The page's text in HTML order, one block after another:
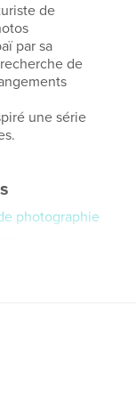
de
par sa
de
une série
photographie